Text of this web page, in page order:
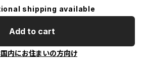
shipping available
Add to cart
内にお住まいの方向け